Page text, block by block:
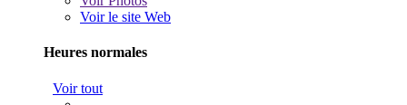
Voir le site Web
Heures normales
Voir tout